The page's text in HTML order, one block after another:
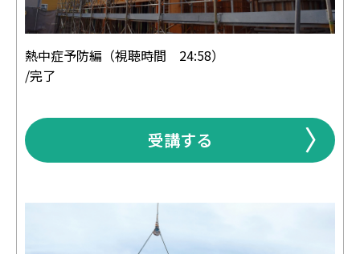
熱中症予防編（視聴時間 24:58）
/完了
受講する